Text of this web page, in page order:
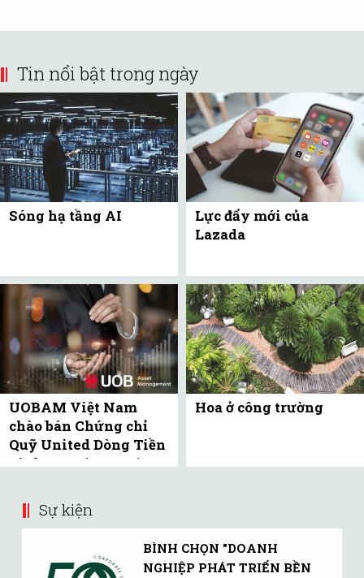
Tin nổi bật trong ngày
Sóng hạ tầng AI
Lực đẩy mới của
Lazada
UOBAM Việt Nam
chào bán Chứng chỉ
Quỹ United Dòng Tiền
Linh Hoạt (UMMF) ra
Hoa ở công trường
Sự kiện
BÌNH CHỌN "DOANH
NGHIỆP PHÁT TRIỂN BỀN